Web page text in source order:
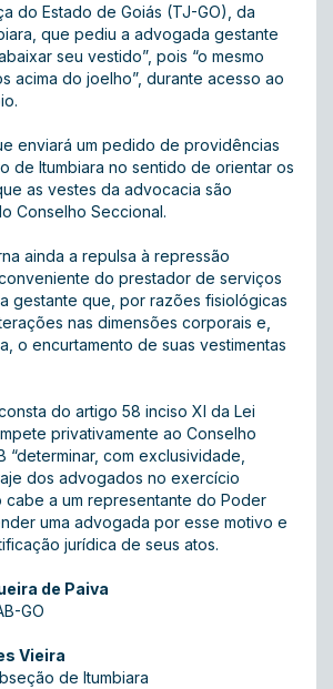
do Estado de Goiás (TJ-GO), da
que pediu a advogada gestante
seu vestido”, pois “o mesmo
acima do joelho”, durante acesso ao
enviará um pedido de providências
de Itumbiara no sentido de orientar os
as vestes da advocacia são
Conselho Seccional.
ainda a repulsa à repressão
do prestador de serviços
gestante que, por razões fisiológicas
nas dimensões corporais e,
o encurtamento de suas vestimentas
do artigo 58 inciso XI da Lei
privativamente ao Conselho
“determinar, com exclusividade,
dos advogados no exercício
cabe a um representante do Poder
uma advogada por esse motivo e
jurídica de seus atos.
de Paiva
GO
Vieira
de Itumbiara